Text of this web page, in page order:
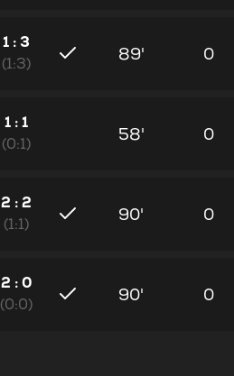
1 : 3
(1:3)
89' 0
1 : 1
(0:1)
58' 0
2 : 2
(1:1)
90' 0
2 : 0
(0:0)
90' 0